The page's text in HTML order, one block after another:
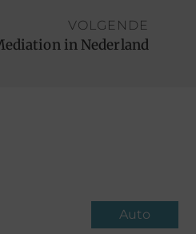
VOLGENDE
in Nederland
Auto